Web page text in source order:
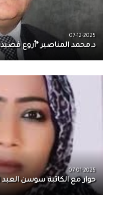
07-12-2025
د.محمد المناصير *أروع
07-01-2025
حوار مع الكاتبة سوسن العبد